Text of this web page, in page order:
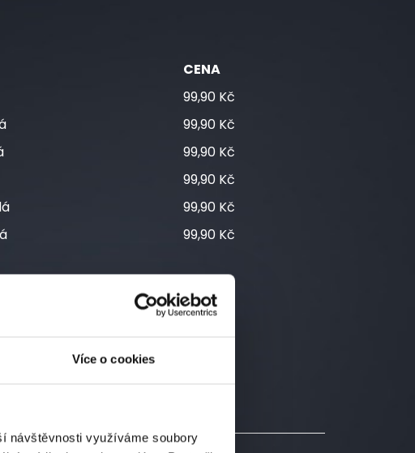
Více o cookies
návštěvnosti využíváme soubory
CENA
99,90 Kč
99,90 Kč
99,90 Kč
99,90 Kč
99,90 Kč
99,90 Kč
kusů, DOPRAVA ZDARMA !!!